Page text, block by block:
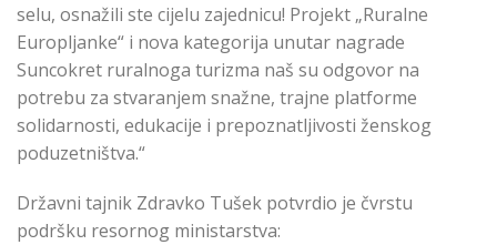
selu, osnažili ste cijelu zajednicu! Projekt „Ruralne
Europljanke“ i nova kategorija unutar nagrade
Suncokret ruralnoga turizma naš su odgovor na
potrebu za stvaranjem snažne, trajne platforme
solidarnosti, edukacije i prepoznatljivosti ženskog
poduzetništva.“
Državni tajnik Zdravko Tušek potvrdio je čvrstu
podršku resornog ministarstva: